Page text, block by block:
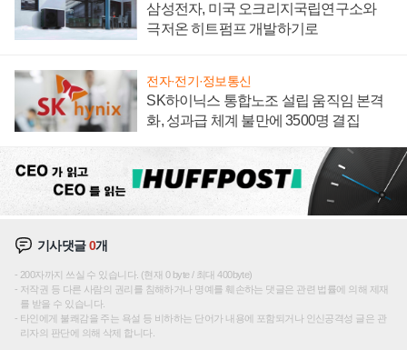
삼성전자, 미국 오크리지국립연구소와
극저온 히트펌프 개발하기로
전자·전기·정보통신
SK하이닉스 통합노조 설립 움직임 본격
화, 성과급 체계 불만에 3500명 결집
기사댓글0개
200자까지 쓰실 수 있습니다. (현재 0 byte / 최대 400byte)
저작권 등 다른 사람의 권리를 침해하거나 명예를 훼손하는 댓글은 관련 법률에 의해 제재
를 받을 수 있습니다.
타인에게 불쾌감을 주는 욕설 등 비하하는 단어가 내용에 포함되거나 인신공격성 글은 관
리자의 판단에 의해 삭제 합니다.